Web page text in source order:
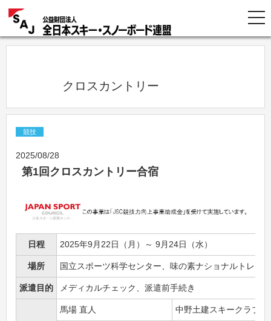
            クロスカントリー
競技
2025/08/28
第1回クロスカントリー合宿
日程 2025年9月22日（月）～ 9月24日（水）
場所 国立スポーツ科学センター、味の素ナショナルトレー
派遣目的 メディカルチェック、派遣前手続き
馬場 直人 中野土建スキークラブ